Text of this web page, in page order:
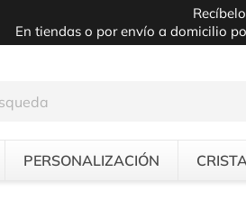
En tiendas o por envío a domicilio
PERSONALIZACIÓN